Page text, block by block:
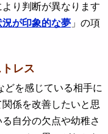
り判断が異なります
が印象的な夢 」の項
レス
を感じている相手に
係を改善したいと思
自分の欠点や幼稚さ